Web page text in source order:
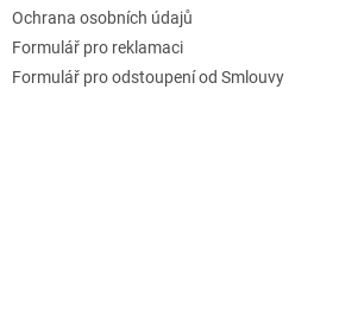
ý
p
Ochrana osobních údajů
Formulář pro reklamaci
Formulář pro odstoupení od Smlouvy